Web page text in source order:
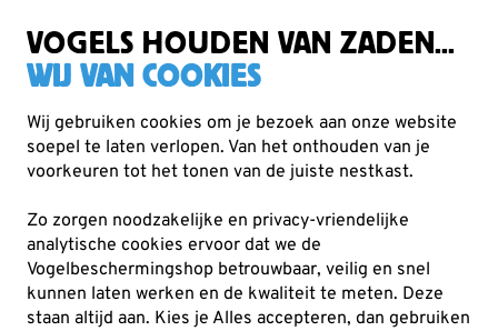
VOGELS HOUDEN VAN ZADEN...
WIJ VAN COOKIES
Wij gebruiken cookies om je bezoek aan onze website
soepel te laten verlopen. Van het onthouden van je
voorkeuren tot het tonen van de juiste nestkast.
Zo zorgen noodzakelijke en privacy-vriendelijke
analytische cookies ervoor dat we de
Vogelbeschermingshop betrouwbaar, veilig en snel
kunnen laten werken en de kwaliteit te meten. Deze
staan altijd aan. Kies je Alles accepteren, dan gebruiken
Verrekijkers Vogelbescherming Optiek